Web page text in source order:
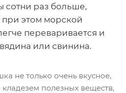
сотни раз больше,
этом морской
переваривается и
или свинина.
не только очень вкусное,
полезных веществ,